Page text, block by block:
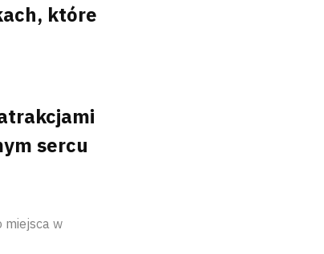
które
sercu
miejsca w